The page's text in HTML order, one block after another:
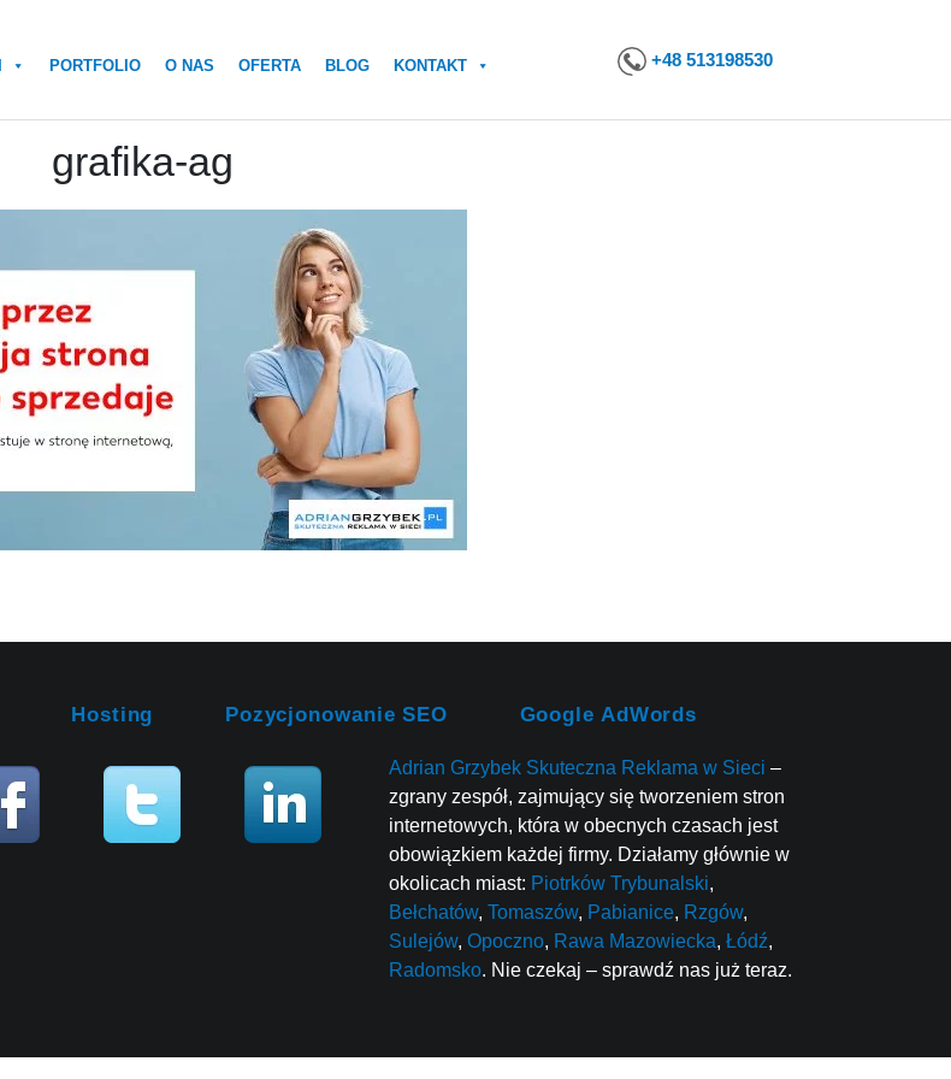
PORTFOLIO O NAS OFERTA BLOG KONTAKT +48 513198530
grafika-ag
Hosting Pozycjonowanie SEO Google AdWords
Adrian Grzybek Skuteczna Reklama w Sieci –
zgrany zespół, zajmujący się tworzeniem stron
internetowych, która w obecnych czasach jest
obowiązkiem każdej firmy. Działamy głównie w
okolicach miast: Piotrków Trybunalski,
Bełchatów, Tomaszów, Pabianice, Rzgów,
Sulejów, Opoczno, Rawa Mazowiecka, Łódź,
Radomsko. Nie czekaj – sprawdź nas już teraz.